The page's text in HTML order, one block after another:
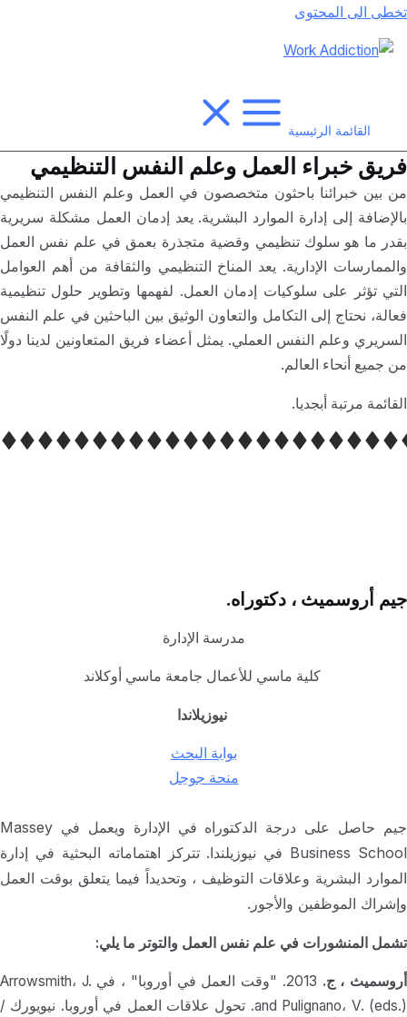
تخطى الى المحتوى
القائمة الرئيسية
فريق خبراء العمل وعلم النفس التنظيمي
من بين خبرائنا باحثون متخصصون في العمل وعلم النفس التنظيمي
بالإضافة إلى إدارة الموارد البشرية. يعد إدمان العمل مشكلة سريرية
بقدر ما هو سلوك تنظيمي وقضية متجذرة بعمق في علم نفس العمل
والممارسات الإدارية. يعد المناخ التنظيمي والثقافة من أهم العوامل
التي تؤثر على سلوكيات إدمان العمل. لفهمها وتطوير حلول تنظيمية
فعالة، نحتاج إلى التكامل والتعاون الوثيق بين الباحثين في علم النفس
السريري وعلم النفس العملي. يمثل أعضاء فريق المتعاونين لدينا دولًا
من جميع أنحاء العالم.
القائمة مرتبة أبجديا.
جيم أروسميث ، دكتوراه.
مدرسة الإدارة
كلية ماسي للأعمال جامعة ماسي أوكلاند
نيوزيلاندا
بوابة البحث
منحة جوجل
جيم حاصل على درجة الدكتوراه في الإدارة ويعمل في Massey
Business School في نيوزيلندا. تتركز اهتماماته البحثية في إدارة
الموارد البشرية وعلاقات التوظيف ، وتحديداً فيما يتعلق بوقت العمل
وإشراك الموظفين والأجور.
تشمل المنشورات في علم نفس العمل والتوتر ما يلي:
أروسميث ، ج.
2013. "وقت العمل في أوروبا" ، في Arrowsmith، J.
and Pulignano، V. (eds.). تحول علاقات العمل في أوروبا. نيويورك /